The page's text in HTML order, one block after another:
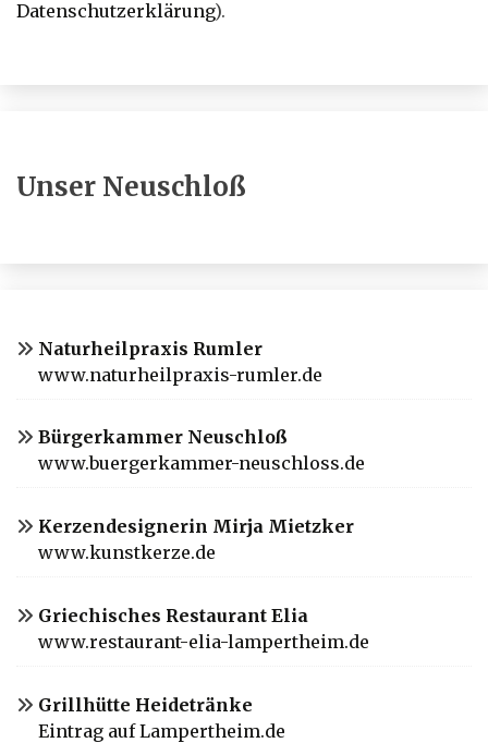
Datenschutzerklärung).
Unser Neuschloß
Naturheilpraxis Rumler
www.naturheilpraxis-rumler.de
Bürgerkammer Neuschloß
www.buergerkammer-neuschloss.de
Kerzendesignerin Mirja Mietzker
www.kunstkerze.de
Griechisches Restaurant Elia
www.restaurant-elia-lampertheim.de
Grillhütte Heidetränke
Eintrag auf Lampertheim.de